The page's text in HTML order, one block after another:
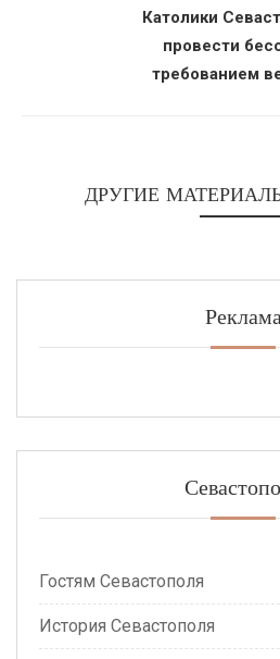
Католики
провести
требованием
ДРУГИЕ
Гостям Севастополя
История Севастополя